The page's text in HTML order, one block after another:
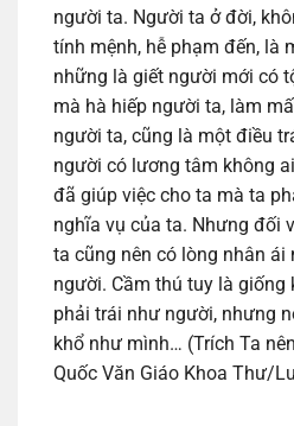
người ta. Người ta ở đời,
tính mệnh, hễ phạm đến, là
những là giết người mới có
mà hà hiếp người ta, làm
người ta, cũng là một điều
người có lương tâm không
đã giúp việc cho ta mà ta
nghĩa vụ của ta. Nhưng đối
ta cũng nên có lòng nhân
người. Cầm thú tuy là giống
phải trái như người, nhưng
khổ như mình… (Trích Ta
Quốc Văn Giáo Khoa Thư/